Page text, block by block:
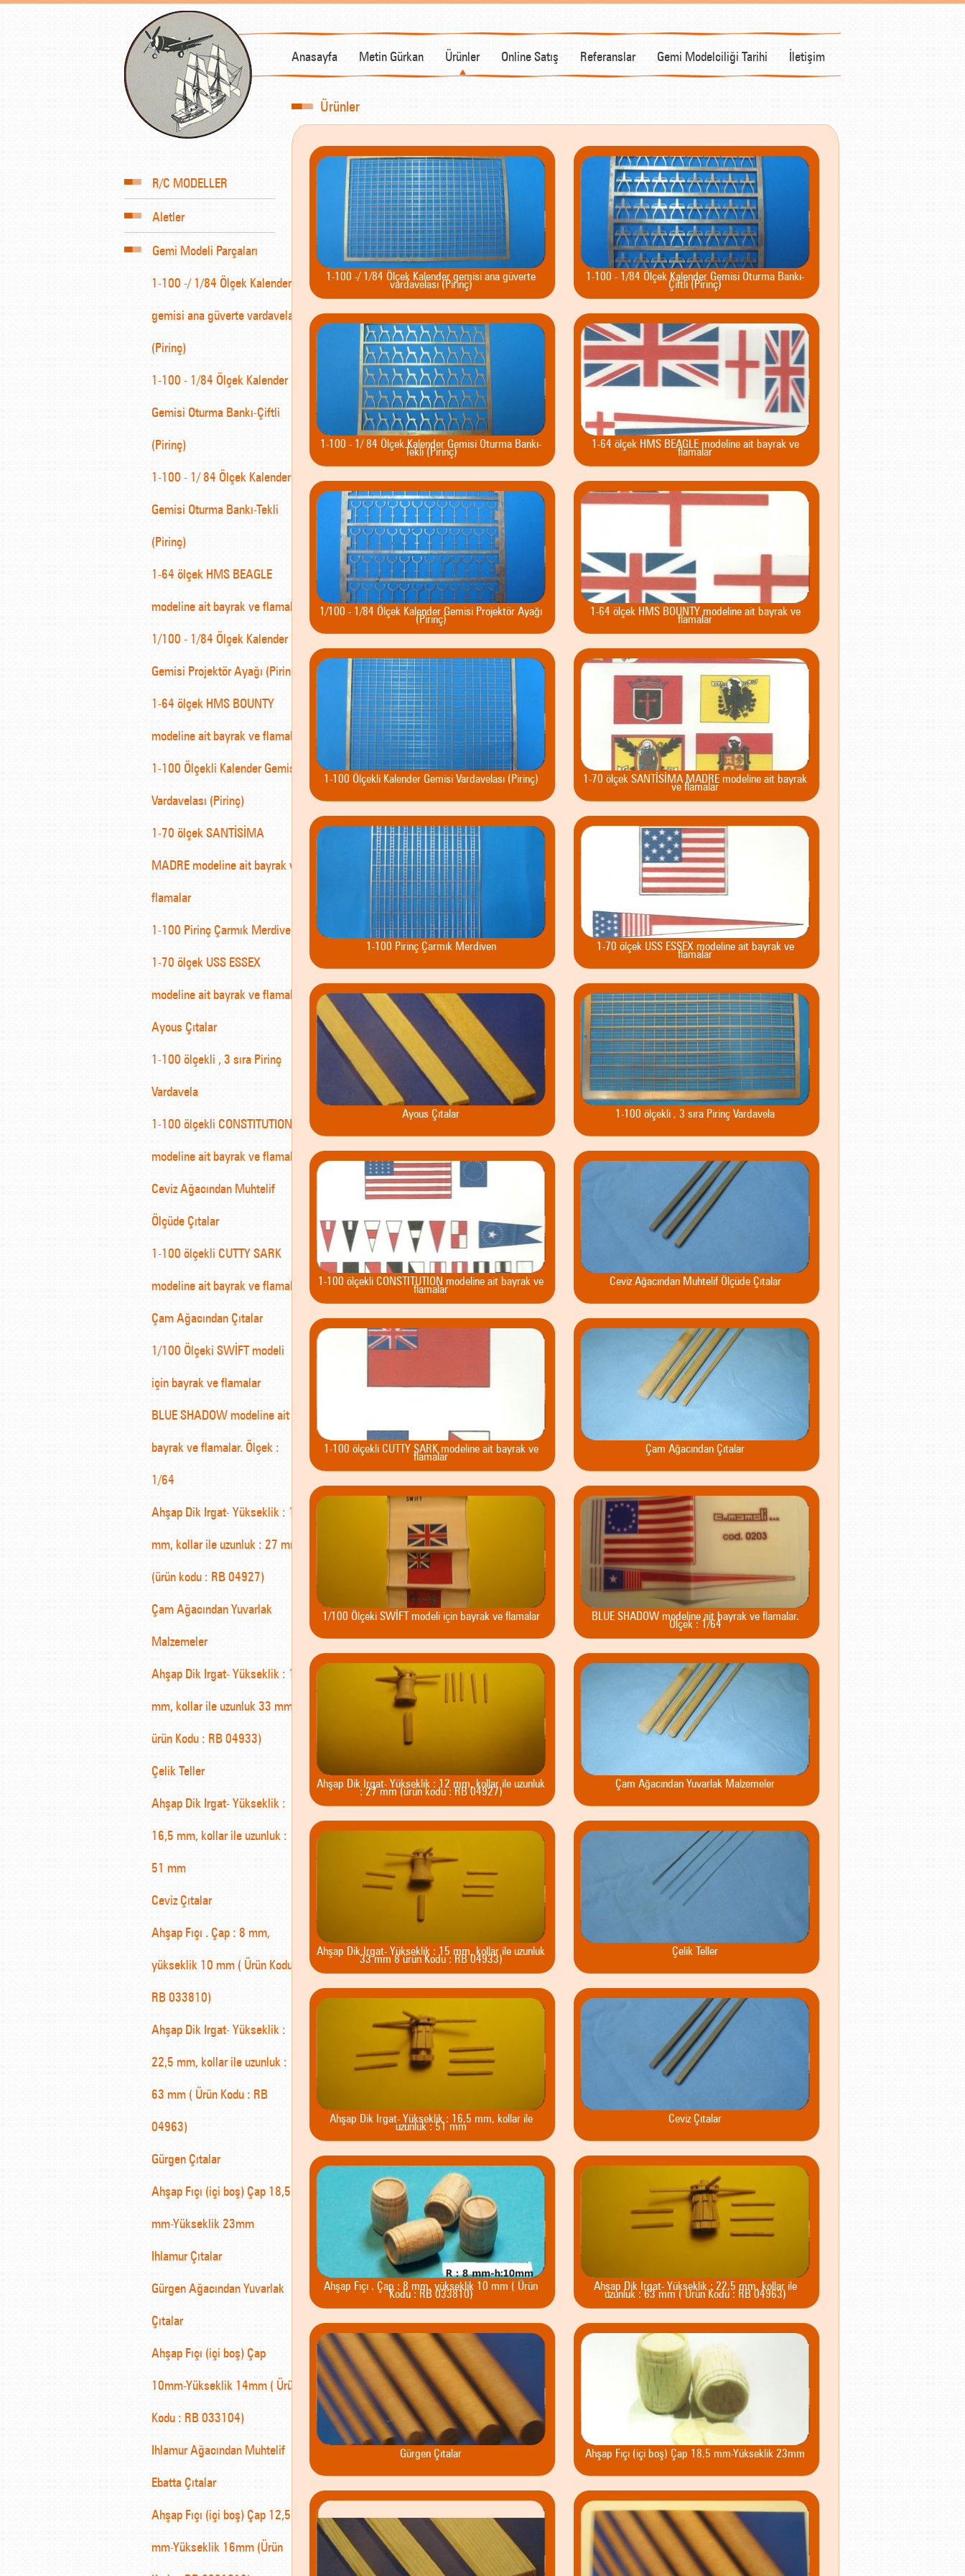
Anasayfa Metin Gürkan Ürünler Online Satış Referanslar Gemi Modelciliği Tarihi İletişim
R/C MODELLER
Aletler
Gemi Modeli Parçaları
1-100 -/ 1/84 Ölçek Kalender
gemisi ana güverte vardavelası
(Pirinç)
1-100 - 1/84 Ölçek Kalender
Gemisi Oturma Bankı-Çiftli
(Pirinç)
1-100 - 1/ 84 Ölçek Kalender
Gemisi Oturma Bankı-Tekli
(Pirinç)
1-64 ölçek HMS BEAGLE
modeline ait bayrak ve flamalar
1/100 - 1/84 Ölçek Kalender
Gemisi Projektör Ayağı (Pirinç)
1-64 ölçek HMS BOUNTY
modeline ait bayrak ve flamalar
1-100 Ölçekli Kalender Gemisi
Vardavelası (Pirinç)
1-70 ölçek SANTİSİMA
MADRE modeline ait bayrak ve
flamalar
1-100 Pirinç Çarmık Merdiven
1-70 ölçek USS ESSEX
modeline ait bayrak ve flamalar
Ayous Çıtalar
1-100 ölçekli , 3 sıra Pirinç
Vardavela
1-100 ölçekli CONSTITUTION
modeline ait bayrak ve flamalar
Ceviz Ağacından Muhtelif
Ölçüde Çıtalar
1-100 ölçekli CUTTY SARK
modeline ait bayrak ve flamalar
Çam Ağacından Çıtalar
1/100 Ölçeki SWİFT modeli
için bayrak ve flamalar
BLUE SHADOW modeline ait
bayrak ve flamalar. Ölçek :
1/64
Ahşap Dik Irgat- Yükseklik : 12
mm, kollar ile uzunluk : 27 mm
(ürün kodu : RB 04927)
Çam Ağacından Yuvarlak
Malzemeler
Ahşap Dik Irgat- Yükseklik : 15
mm, kollar ile uzunluk 33 mm 8
ürün Kodu : RB 04933)
Çelik Teller
Ahşap Dik Irgat- Yükseklik :
16,5 mm, kollar ile uzunluk :
51 mm
Ceviz Çıtalar
Ahşap Fıçı . Çap : 8 mm,
yükseklik 10 mm ( Ürün Kodu :
RB 033810)
Ahşap Dik Irgat- Yükseklik :
22,5 mm, kollar ile uzunluk :
63 mm ( Ürün Kodu : RB
04963)
Gürgen Çıtalar
Ahşap Fıçı (içi boş) Çap 18,5
mm-Yükseklik 23mm
Ihlamur Çıtalar
Gürgen Ağacından Yuvarlak
Çıtalar
Ahşap Fıçı (içi boş) Çap
10mm-Yükseklik 14mm ( Ürün
Kodu : RB 033104)
Ihlamur Ağacından Muhtelif
Ebatta Çıtalar
Ahşap Fıçı (içi boş) Çap 12,5
mm-Yükseklik 16mm (Ürün
Ürünler
1-100 -/ 1/84 Ölçek Kalender gemisi ana güverte
vardavelası (Pirinç)
1-100 - 1/84 Ölçek Kalender Gemisi Oturma Bankı-
Çiftli (Pirinç)
1-100 - 1/ 84 Ölçek Kalender Gemisi Oturma Bankı-
Tekli (Pirinç)
1-64 ölçek HMS BEAGLE modeline ait bayrak ve
flamalar
1/100 - 1/84 Ölçek Kalender Gemisi Projektör Ayağı
(Pirinç)
1-64 ölçek HMS BOUNTY modeline ait bayrak ve
flamalar
1-100 Ölçekli Kalender Gemisi Vardavelası (Pirinç)
1-70 ölçek SANTİSİMA MADRE modeline ait bayrak
ve flamalar
1-100 Pirinç Çarmık Merdiven
1-70 ölçek USS ESSEX modeline ait bayrak ve
flamalar
Ayous Çıtalar 1-100 ölçekli , 3 sıra Pirinç Vardavela
1-100 ölçekli CONSTITUTION modeline ait bayrak ve
flamalar
Ceviz Ağacından Muhtelif Ölçüde Çıtalar
1-100 ölçekli CUTTY SARK modeline ait bayrak ve
flamalar
Çam Ağacından Çıtalar
1/100 Ölçeki SWİFT modeli için bayrak ve flamalar
BLUE SHADOW modeline ait bayrak ve flamalar.
Ölçek : 1/64
Ahşap Dik Irgat- Yükseklik : 12 mm, kollar ile uzunluk
: 27 mm (ürün kodu : RB 04927)
Çam Ağacından Yuvarlak Malzemeler
Ahşap Dik Irgat- Yükseklik : 15 mm, kollar ile uzunluk
33 mm 8 ürün Kodu : RB 04933)
Çelik Teller
Ahşap Dik Irgat- Yükseklik : 16,5 mm, kollar ile
uzunluk : 51 mm
Ceviz Çıtalar
Ahşap Fıçı . Çap : 8 mm, yükseklik 10 mm ( Ürün
Kodu : RB 033810)
Ahşap Dik Irgat- Yükseklik : 22,5 mm, kollar ile
uzunluk : 63 mm ( Ürün Kodu : RB 04963)
Gürgen Çıtalar Ahşap Fıçı (içi boş) Çap 18,5 mm-Yükseklik 23mm